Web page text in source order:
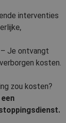
interventies
– Je ontvangt
kosten.
zou kosten?